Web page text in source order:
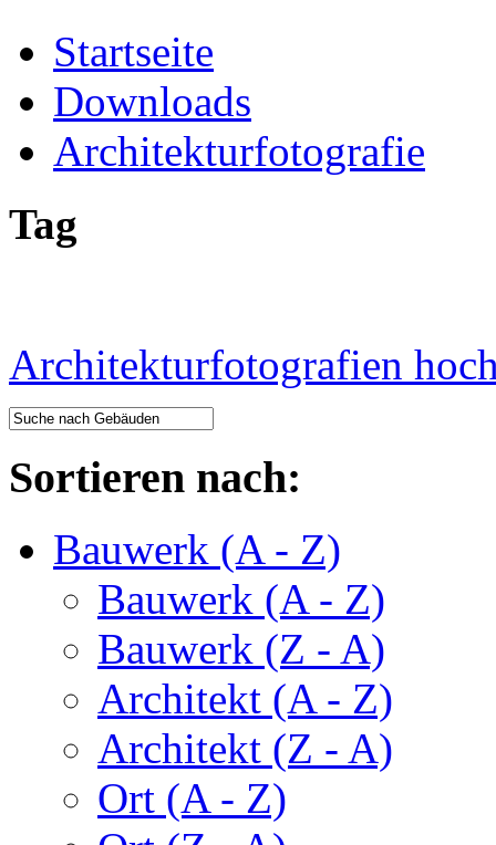
Startseite
Downloads
Architekturfotografie
Tag
Architekturfotografien
Sortieren nach:
Bauwerk (A - Z)
Bauwerk (A - Z)
Bauwerk (Z - A)
Architekt (A - Z)
Architekt (Z - A)
Ort (A - Z)